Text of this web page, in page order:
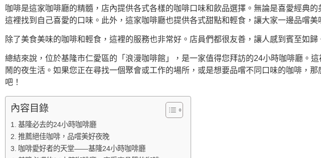
咖啡是這家咖啡廳的精髓，店內提供各式各樣的咖啡口味和飲品選擇。無論是喜愛經典
這裡找到自己喜愛的口味。此外，這家咖啡廳也提供各式甜點和輕食，讓大家一邊品嚐美
除了美食美味的咖啡和輕食，這裡的服務也非常好。店員們都很友善，讓人感到賓至如
總結來說，位於基隆市仁愛區的「浪漫咖啡館」，是一家值得您拜訪的24小時咖啡廳。
鬧的夜生活。如果您正在尋找一個聚會或工作的場所，或是想要品嚐不同口味的咖啡，
吧！
內容目錄
基隆必去的24小時咖啡廳
推薦絕佳咖啡，品嚐美好夜晚
咖啡愛好者的天堂——基隆24小時咖啡廳